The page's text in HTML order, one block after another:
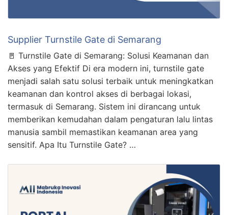
Supplier Turnstile Gate di Semarang
🚪 Turnstile Gate di Semarang: Solusi Keamanan dan
Akses yang Efektif Di era modern ini, turnstile gate
menjadi salah satu solusi terbaik untuk meningkatkan
keamanan dan kontrol akses di berbagai lokasi,
termasuk di Semarang. Sistem ini dirancang untuk
memberikan kemudahan dalam pengaturan lalu lintas
manusia sambil memastikan keamanan area yang
sensitif. Apa Itu Turnstile Gate? …